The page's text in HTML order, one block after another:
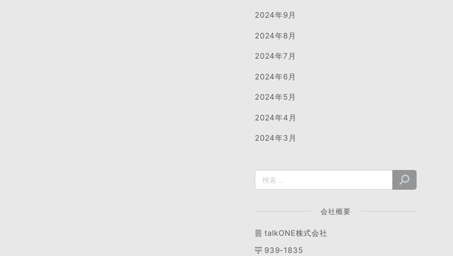
2024年9月
2024年8月
2024年7月
2024年6月
2024年5月
2024年4月
2024年3月
会社概要
talkONE株式会社
939-1835